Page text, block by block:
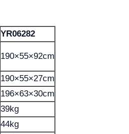
YR06282
190×55×92cm
190×55×27cm
196×63×30cm
39kg
44kg